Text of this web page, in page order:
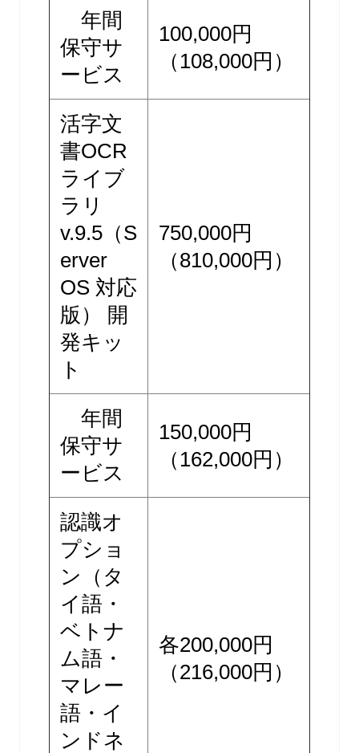
年間
保守サ
ービス
100,000円
（108,000円）
活字文
書OCR
ライブ
ラリ
v.9.5（S
erver
OS 対応
版） 開
発キッ
ト
750,000円
（810,000円）
年間
保守サ
ービス
150,000円
（162,000円）
認識オ
プショ
ン（タ
イ語・
ベトナ
ム語・
マレー
語・イ
ンドネ
各200,000円
（216,000円）